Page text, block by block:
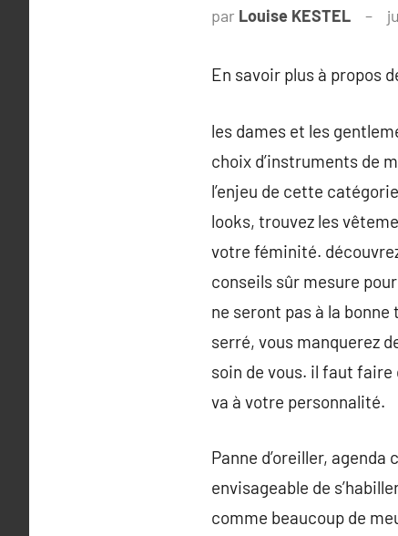
par Louise KESTEL
En savoir plus à propos
les dames et les
choix d’instruments de
l’enjeu de cette
looks, trouvez les
votre féminité.
conseils sûr mesure
ne seront pas à la
serré, vous manquerez
soin de vous. il faut
va à votre personnalité.
Panne d’oreiller,
envisageable de
comme beaucoup de